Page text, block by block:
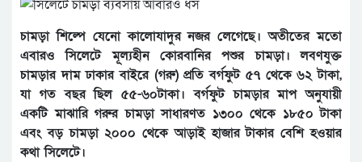
চামড়া শিল্পে যেনো কালোযাদুর নজর লেগেছে। অতীতের মতো
এবারও সিলেটে মূল্যহীন কোরবানির পশুর চামড়া। লবণযুক্ত
চামড়ার দাম ঢাকার বাইরে (গরু) প্রতি বর্গফুট ৫৭ থেকে ৬২ টাকা,
যা গত বছর ছিল ৫৫-৬০টাকা। বর্গফুট চামড়ার মাপ অনুযায়ী
একটি মাঝারি গরুর চামড়া সাধারণত ১৩০০ থেকে ১৮৫০ টাকা
এবং বড় চামড়া ২০০০ থেকে আড়াই হাজার টাকার বেশি হওয়ার
কথা সিলেটে।